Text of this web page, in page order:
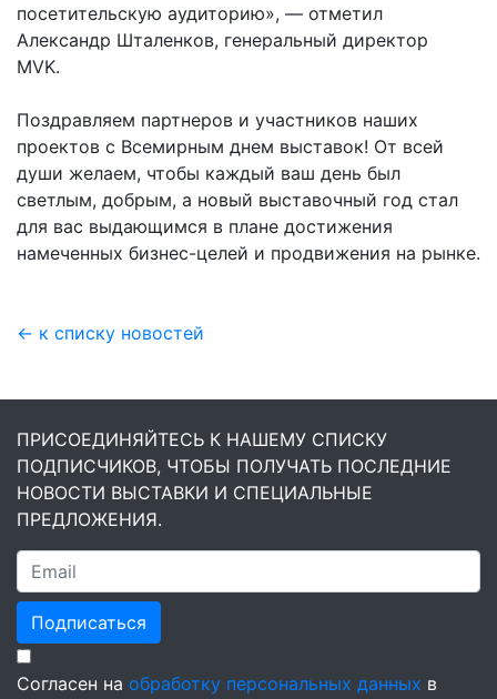
посетительскую аудиторию», — отметил
Александр Шталенков, генеральный директор
MVK.
Поздравляем партнеров и участников наших
проектов с Всемирным днем выставок! От всей
души желаем, чтобы каждый ваш день был
светлым, добрым, а новый выставочный год стал
для вас выдающимся в плане достижения
намеченных бизнес-целей и продвижения на рынке.
← к списку новостей
ПРИСОЕДИНЯЙТЕСЬ К НАШЕМУ СПИСКУ
ПОДПИСЧИКОВ, ЧТОБЫ ПОЛУЧАТЬ ПОСЛЕДНИЕ
НОВОСТИ ВЫСТАВКИ И СПЕЦИАЛЬНЫЕ
ПРЕДЛОЖЕНИЯ.
Подписаться
Согласен на обработку персональных данных в